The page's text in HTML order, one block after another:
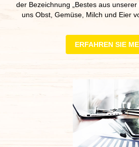
der Bezeichnung „Bestes aus
uns Obst, Gemüse, Milch und Eier
ERFAHREN SIE